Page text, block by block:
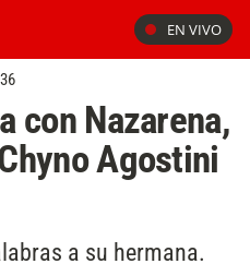
EN VIVO
con Nazarena,
Agostini
a su hermana.